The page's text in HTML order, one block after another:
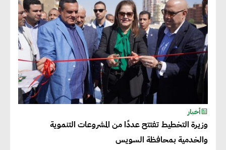
أخبار
وزيرة التخطيط تفتتح عددًا من المشروعات التنموية
والخدمية بمحافظة السويس